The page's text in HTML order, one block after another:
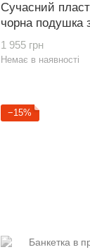
Сучасний
чорна подушка
1 955 грн
Немає в наявності
−15%